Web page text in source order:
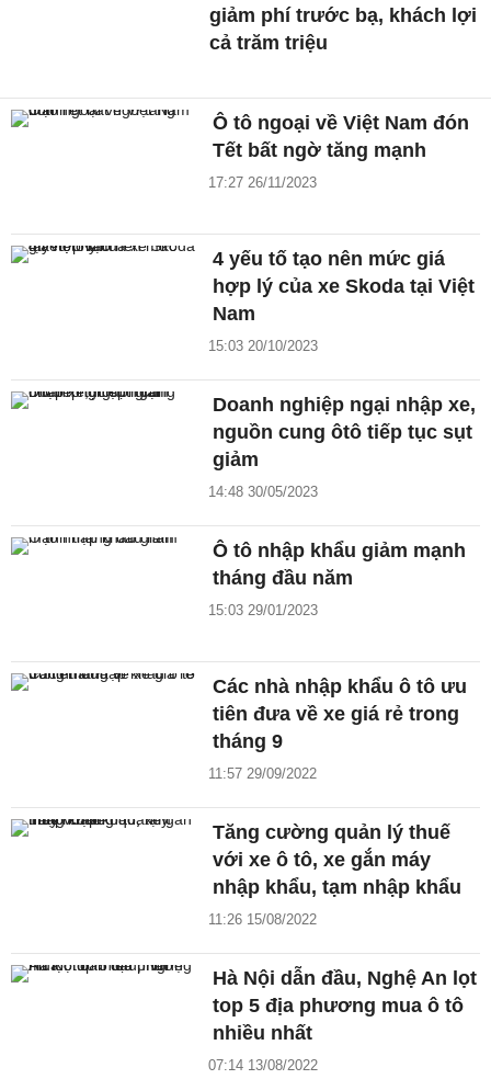
giảm phí trước bạ, khách lợi
cả trăm triệu
Ô tô ngoại về Việt Nam đón
Tết bất ngờ tăng mạnh
17:27 26/11/2023
4 yếu tố tạo nên mức giá
hợp lý của xe Skoda tại Việt
Nam
15:03 20/10/2023
Doanh nghiệp ngại nhập xe,
nguồn cung ôtô tiếp tục sụt
giảm
14:48 30/05/2023
Ô tô nhập khẩu giảm mạnh
tháng đầu năm
15:03 29/01/2023
Các nhà nhập khẩu ô tô ưu
tiên đưa về xe giá rẻ trong
tháng 9
11:57 29/09/2022
Tăng cường quản lý thuế
với xe ô tô, xe gắn máy
nhập khẩu, tạm nhập khẩu
11:26 15/08/2022
Hà Nội dẫn đầu, Nghệ An lọt
top 5 địa phương mua ô tô
nhiều nhất
07:14 13/08/2022